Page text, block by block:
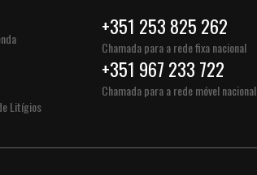
Litígios
+351 253 825 262
Chamada para a rede fixa nacional
+351 967 233 722
Chamada para a rede móvel nacional